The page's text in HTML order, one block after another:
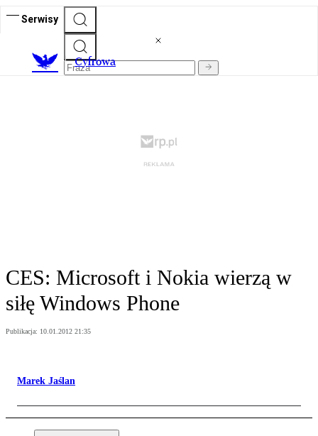
Serwisy
Cyfrowa
CES: Microsoft i Nokia wierzą w
siłę Windows Phone
Publikacja: 10.01.2012 21:35
Marek Jaślan